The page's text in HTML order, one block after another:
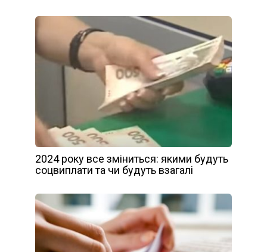
2024 року все зміниться: якими будуть
соцвиплати та чи будуть взагалі